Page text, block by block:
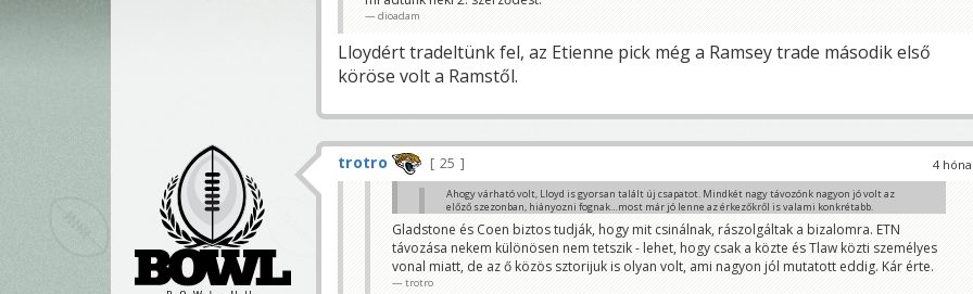
dioadam
Lloydért tradeltünk fel, az Etienne pick még a Ramsey trade második első
köröse volt a Ramstől.
4
trotro 25
Ahogy várható volt, Lloyd is gyorsan talált új csapatot. Mindkét nagy távozónk nagyon jó volt az
előző szezonban, hiányozni fognak…most már jó lenne az érkezőkről is valami konkrétabb.
Nem hiszem, hogy sok érkező lesz, ha lesz egyáltalán.
Azt az évi 15 milliót Lloydnak ki lehetett volna gazdálkodni...
iktriad
Gladstone és Coen biztos tudják, hogy mit csinálnak, rászolgáltak a bizalomra. ETN
távozása nekem különösen nem tetszik - lehet, hogy csak a közte és Tlaw közti személyes
vonal miatt, de az ő közös sztorijuk is olyan volt, ami nagyon jól mutatott eddig. Kár érte.
trotro